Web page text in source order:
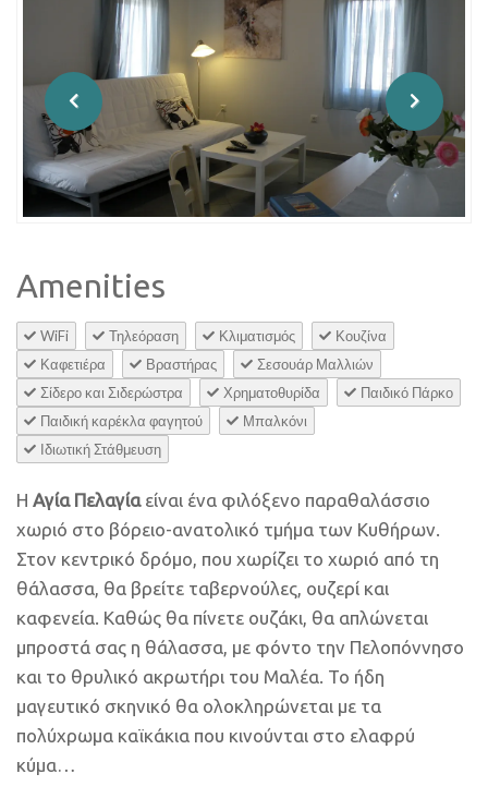
Amenities
WiFi Τηλεόραση Κλιματισμός
Κουζίνα
Καφετιέρα
Βραστήρας
Σεσουάρ Μαλλιών
Σίδερο και Σιδερώστρα
Χρηματοθυρίδα
Παιδικό Πάρκο
Παιδική καρέκλα φαγητού
Μπαλκόνι
Ιδιωτική Στάθμευση
Η Αγία Πελαγίαείναι ένα φιλόξενο παραθαλάσσιο
χωριό στο βόρειο-ανατολικό τμήμα των Κυθήρων.
Στον κεντρικό δρόμο, που χωρίζει το χωριό από τη
θάλασσα, θα βρείτε ταβερνούλες, ουζερί και
καφενεία. Καθώς θα πίνετε ουζάκι, θα απλώνεται
μπροστά σας η θάλασσα, με φόντο την Πελοπόννησο
και το θρυλικό ακρωτήρι του Μαλέα. Το ήδη
μαγευτικό σκηνικό θα ολοκληρώνεται με τα
πολύχρωμα καϊκάκια που κινούνται στο ελαφρύ
κύμα…